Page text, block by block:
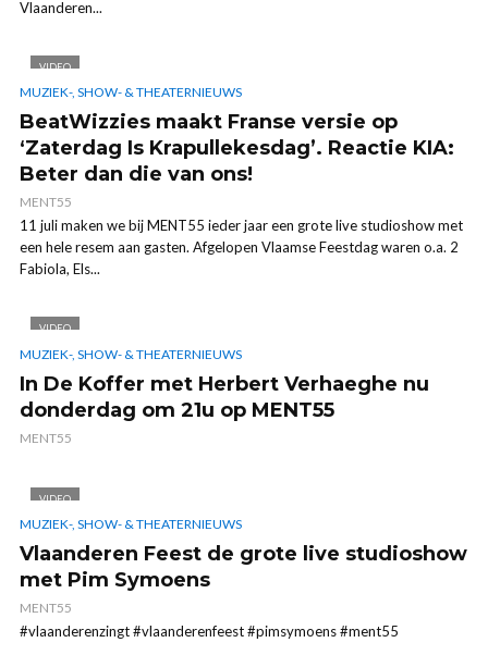
Vlaanderen...
VIDEO
MUZIEK-, SHOW- & THEATERNIEUWS
BeatWizzies maakt Franse versie op
‘Zaterdag Is Krapullekesdag’. Reactie KIA:
Beter dan die van ons!
MENT55
11 juli maken we bij MENT55 ieder jaar een grote live studioshow met
een hele resem aan gasten. Afgelopen Vlaamse Feestdag waren o.a. 2
Fabiola, Els...
VIDEO
MUZIEK-, SHOW- & THEATERNIEUWS
In De Koffer met Herbert Verhaeghe nu
donderdag om 21u op MENT55
MENT55
VIDEO
MUZIEK-, SHOW- & THEATERNIEUWS
Vlaanderen Feest de grote live studioshow
met Pim Symoens
MENT55
#vlaanderenzingt #vlaanderenfeest #pimsymoens #ment55